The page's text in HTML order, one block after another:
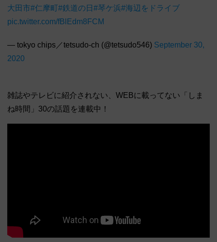
大田市#仁摩町#鉄道の日 #琴ケ浜#海辺をドライブ
pic.twitter.com/fBlEdm8FCM
— tokyo chips／tetsudo-ch (@tetsudo546) September 30,
2020
雑誌やテレビに紹介されない、WEBに載ってない「しま
ね時間」30の話題を連載中！